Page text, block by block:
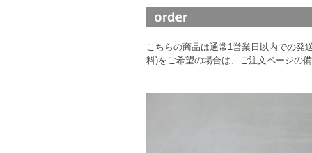
こちらの商品は通常1営業日以内での発
料)をご希望の場合は、ご注文ページの